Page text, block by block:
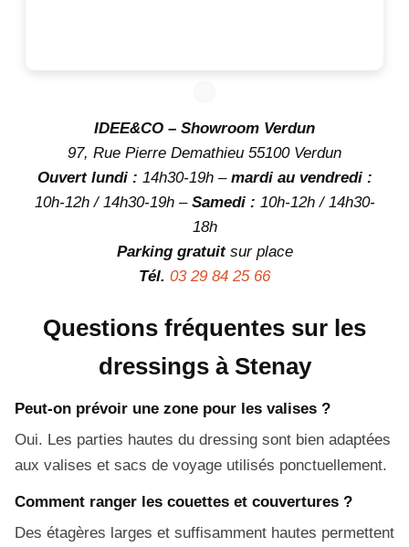
IDEE&CO – Showroom Verdun
97, Rue Pierre Demathieu 55100 Verdun
Ouvert lundi : 14h30-19h – mardi au vendredi :
10h-12h / 14h30-19h – Samedi : 10h-12h / 14h30-
18h
Parking gratuitsur place
Tél. 03 29 84 25 66
Questions fréquentes sur les
dressings à Stenay
Peut-on prévoir une zone pour les valises ?
Oui. Les parties hautes du dressing sont bien adaptées
aux valises et sacs de voyage utilisés ponctuellement.
Comment ranger les couettes et couvertures ?
Des étagères larges et suffisamment hautes permettent